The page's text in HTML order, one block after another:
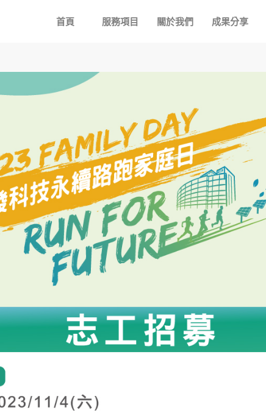
首頁 服務項目 關於我們 成果分享